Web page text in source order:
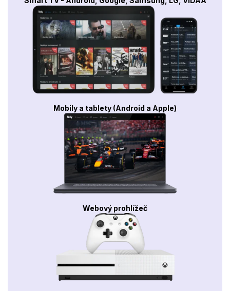
Mobily a tablety (Android a Apple)
Webový prohlížeč